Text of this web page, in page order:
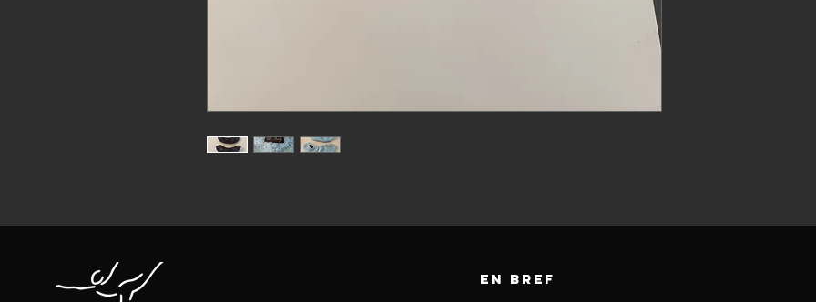
en bref